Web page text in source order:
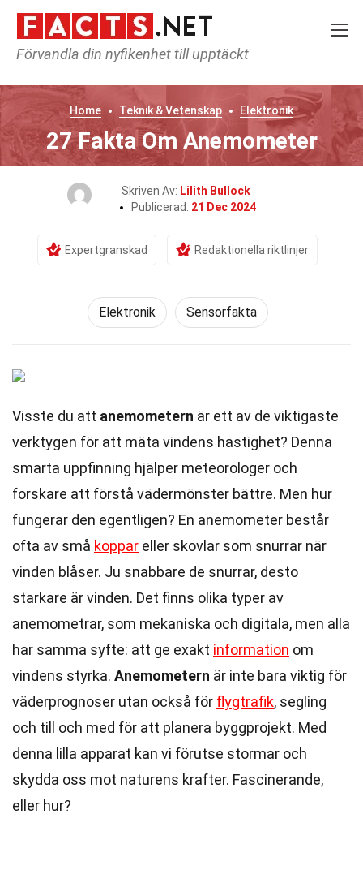
Förvandla din nyfikenhet till upptäckt
Home Teknik & Vetenskap Elektronik
27 Fakta Om Anemometer
Skriven Av: Lilith Bullock
Publicerad: 21 Dec 2024
Expertgranskad Redaktionella riktlinjer
Elektronik Sensorfakta
Visste du att anemometern är ett av de viktigaste
verktygen för att mäta vindens hastighet? Denna
smarta uppfinning hjälper meteorologer och
forskare att förstå vädermönster bättre. Men hur
fungerar den egentligen? En anemometer består
ofta av små koppar eller skovlar som snurrar när
vinden blåser. Ju snabbare de snurrar, desto
starkare är vinden. Det finns olika typer av
anemometrar, som mekaniska och digitala, men alla
har samma syfte: att ge exakt information om
vindens styrka. Anemometern är inte bara viktig för
väderprognoser utan också för flygtrafik, segling
och till och med för att planera byggprojekt. Med
denna lilla apparat kan vi förutse stormar och
skydda oss mot naturens krafter. Fascinerande,
eller hur?